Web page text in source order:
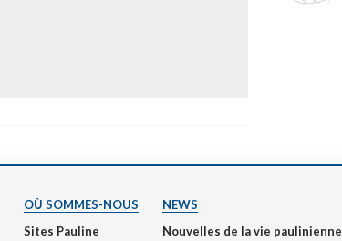
OÙ SOMMES-NOUS
Sites Pauline
NEWS
Nouvelles de la vie paulinienne